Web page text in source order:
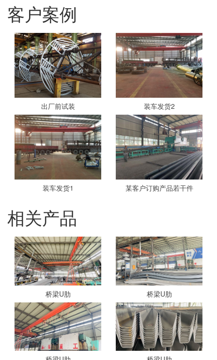
客户案例
出厂前试装 装车发货2
装车发货1 某客户订购产品若干件
相关产品
桥梁U肋 桥梁U肋